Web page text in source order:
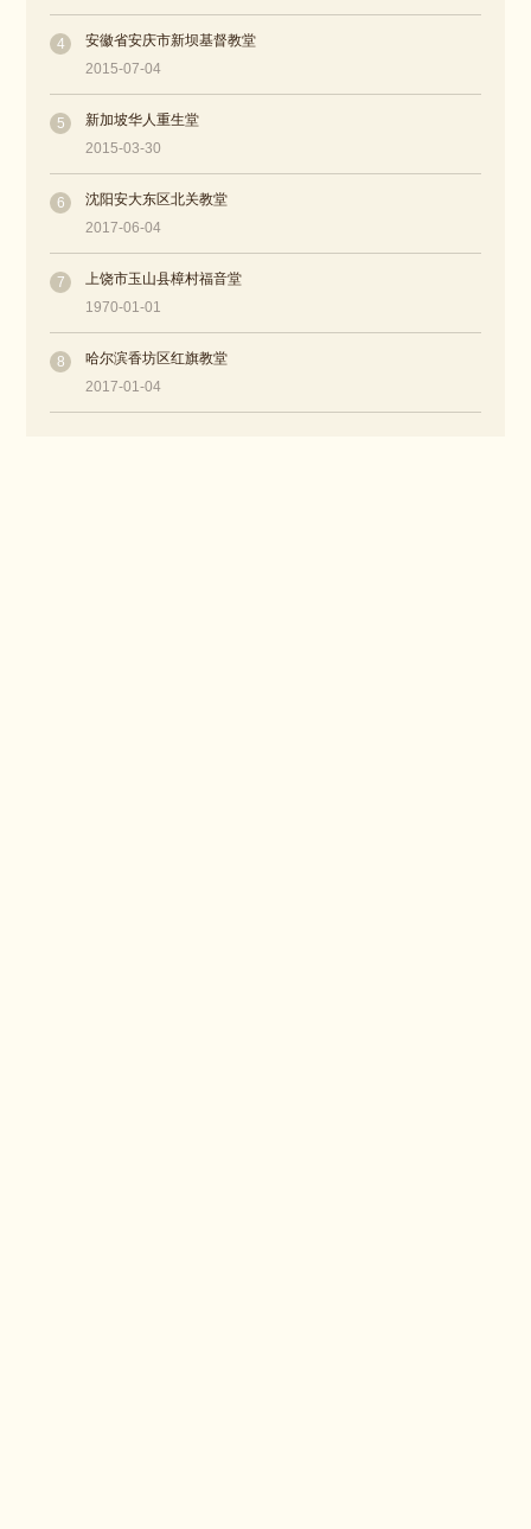
4
安徽省安庆市新坝基督教堂
2015-07-04
5
新加坡华人重生堂
2015-03-30
6
沈阳安大东区北关教堂
2017-06-04
7
上饶市玉山县樟村福音堂
1970-01-01
8
哈尔滨香坊区红旗教堂
2017-01-04